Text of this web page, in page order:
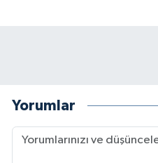
Yorumlar